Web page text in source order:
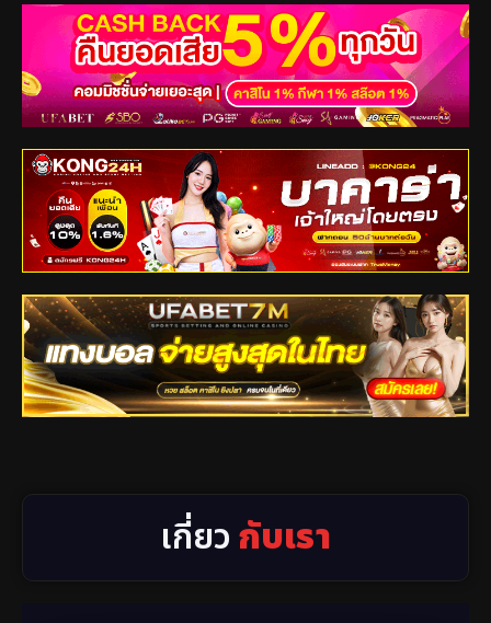
เกี่ยวกับเรา